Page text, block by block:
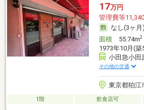
17万円
管理費等
なし(3ヶ月)
面積55.74m2
1973年10月(
小田急小田
その他の交通
東京都狛江
1階 飲食店可